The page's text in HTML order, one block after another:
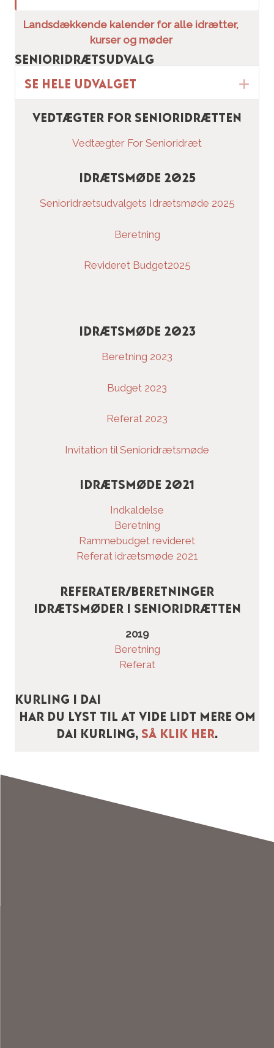
Landsdækkende kalender for alle idrætter,
kurser og møder
senioridrætsudvalg
Se hele udvalget
Vedtægter for Senioridrætten
Vedtægter For Senioridræt
Idrætsmøde 2025
Senioridrætsudvalgets Idrætsmøde 2025
Beretning
Revideret Budget2025
Idrætsmøde 2023
Beretning 2023
Budget 2023
Referat 2023
Invitation til Senioridrætsmøde
Idrætsmøde 2021
Indkaldelse
Beretning
Rammebudget revideret
Referat idrætsmøde 2021
Referater/beretninger
Idrætsmøder i Senioridrætten
2019
Beretning
Referat
Kurling i DAI
Har du lyst til at vide lidt mere om
DAI Kurling, så klik her